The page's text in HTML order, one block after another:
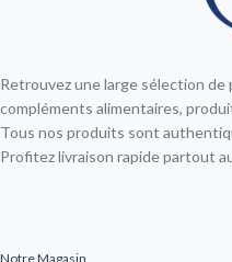
Retrouvez une large sélection de
compléments alimentaires,
Tous nos produits sont
Profitez livraison rapide partout
Notre Magasin